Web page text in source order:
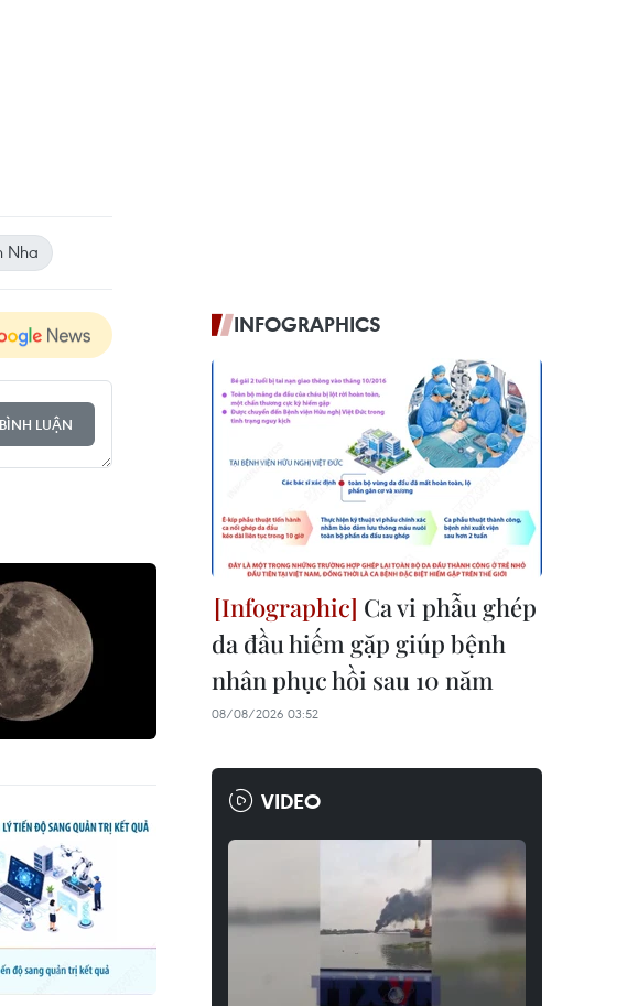
Nha
LUẬN
INFOGRAPHICS
Ca vi phẫu ghép
da đầu hiếm gặp giúp bệnh
nhân phục hồi sau 10 năm
08/08/2026 03:52
VIDEO